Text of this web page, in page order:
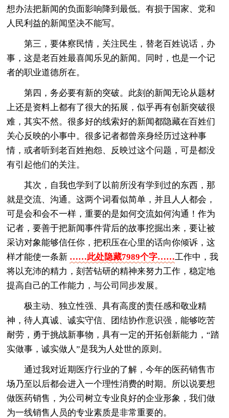
想办法把新闻的负面影响降到最低。有损于国家、党和
人民利益的新闻坚决不能写。
第三，要体察民情，关注民生，替老百姓说话，办
事，这是老百姓最喜闻乐见的新闻。同时，也是一个记
者的职业道德所在。
第四，务必要有新的突破。此刻的新闻无论从题材
上还是资料上都有了很大的拓展，似乎再有创新突破很
难，其实不然。很多好的线索好的新闻都隐藏在百姓们
关心反映的小事中。很多记者都曾亲身经历过这种事
情，或者听到老百姓抱怨、反映过这个问题，可是都没
有引起他们的关注。
其次，自我也学到了以前所没有学到过的东西，那
就是交流、沟通。这两个词看似简单，并且人人都会，
可是会和会不一样，重要的是如何交流如何沟通！作为
记者，要善于把新闻事件背后的故事挖掘出来，要让被
采访对象能够信任你，把积压在心里的话向你倾诉，这
样才能使一条新 ……此处隐藏7989个字……工作中，我
将以充沛的精力，刻苦钻研的精神来努力工作，稳定地
提高自己的工作能力，与公司同步发展。
极主动、独立性强、具有高度的责任感和敬业精
神，待人真诚、诚实守信、团结协作意识强，能够吃苦
耐劳，勇于挑战新事物，具有一定的开拓创新能力，“踏
实做事，诚实做人”是我为人处世的原则。
通过我对近期医疗行业的了解，今年的医药销售市
场乃至以后都会进入一个理性消费的时期。所以说要想
做医药销售，为公司树立专业良好的企业形象，我们做
为一线销售人员的专业素质是非常重要的。